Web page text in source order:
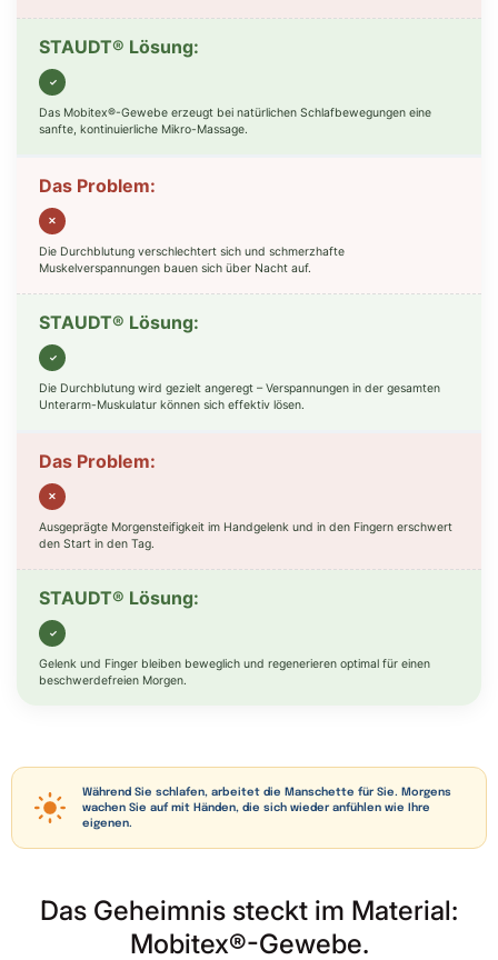
✓
Das Mobitex®-Gewebe erzeugt bei natürlichen Schlafbewegungen eine
sanfte, kontinuierliche Mikro-Massage.
✕
Die Durchblutung verschlechtert sich und schmerzhafte
Muskelverspannungen bauen sich über Nacht auf.
✓
Die Durchblutung wird gezielt angeregt – Verspannungen in der gesamten
Unterarm-Muskulatur können sich effektiv lösen.
✕
Ausgeprägte Morgensteifigkeit im Handgelenk und in den Fingern erschwert
den Start in den Tag.
✓
Gelenk und Finger bleiben beweglich und regenerieren optimal für einen
beschwerdefreien Morgen.
Während Sie schlafen, arbeitet die Manschette für Sie. Morgens
wachen Sie auf mit Händen, die sich wieder anfühlen wie Ihre
eigenen.
Das Geheimnis steckt im Material:
Mobitex®-Gewebe.